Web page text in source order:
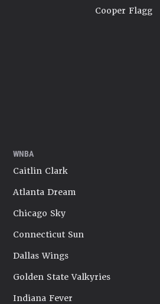
Cooper Flagg
WNBA
Caitlin Clark
Atlanta Dream
Chicago Sky
Connecticut Sun
Dallas Wings
Golden State Valkyries
Indiana Fever